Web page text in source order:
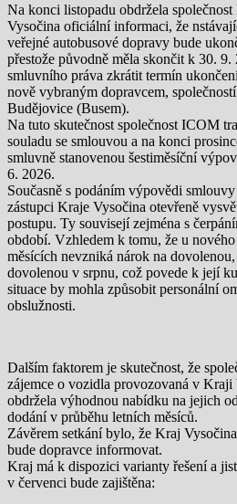
Na konci listopadu obdržela
Vysočina oficiální informaci, že
veřejné autobusové dopravy bude
přestože původně měla skončit k 30.
smluvního práva zkrátit termín
nově vybraným dopravcem,
Budějovice (Busem).
Na tuto skutečnost společnost ICOM
souladu se smlouvou a na konci
smluvně stanovenou šestiměsíční
6. 2026.
Současně s podáním výpovědi
zástupci Kraje Vysočina otevřeně
postupu. Ty souvisejí zejména s
období. Vzhledem k tomu, že u
měsících nevzniká nárok na
dovolenou v srpnu, což povede k její
situace by mohla způsobit personální
obslužnosti.
Dalším faktorem je skutečnost, že
zájemce o vozidla provozovaná v Kraji
obdržela výhodnou nabídku na jejich
dodání v průběhu letních měsíců.
Závěrem setkání bylo, že Kraj
bude dopravce informovat.
Kraj má k dispozici varianty řešení a
v červenci bude zajištěna: